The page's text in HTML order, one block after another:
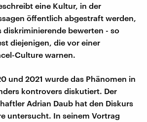
eine Kultur, in der
öffentlich abgestraft werden,
diskriminierende bewerten - so
diejenigen, die vor einer
Culture warnen.
und 2021 wurde das Phänomen in
kontrovers diskutiert. Der
Adrian Daub hat den Diskurs
untersucht. In seinem Vortrag